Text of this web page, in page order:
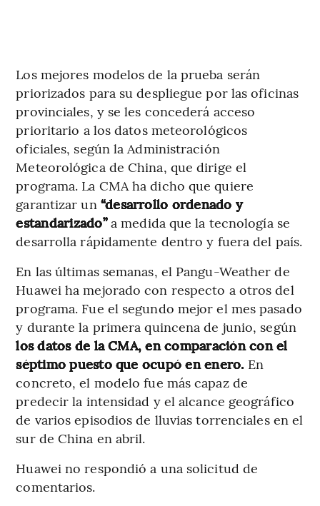
Los mejores modelos de la prueba serán
priorizados para su despliegue por las oficinas
provinciales, y se les concederá acceso
prioritario a los datos meteorológicos
oficiales, según la Administración
Meteorológica de China, que dirige el
programa. La CMA ha dicho que quiere
garantizar un “desarrollo ordenado y
estandarizado”a medida que la tecnología se
desarrolla rápidamente dentro y fuera del país.
En las últimas semanas, el Pangu-Weather de
Huawei ha mejorado con respecto a otros del
programa. Fue el segundo mejor el mes pasado
y durante la primera quincena de junio, según
los datos de la CMA, en comparación con el
séptimo puesto que ocupó en enero. En
concreto, el modelo fue más capaz de
predecir la intensidad y el alcance geográfico
de varios episodios de lluvias torrenciales en el
sur de China en abril.
Huawei no respondió a una solicitud de
comentarios.